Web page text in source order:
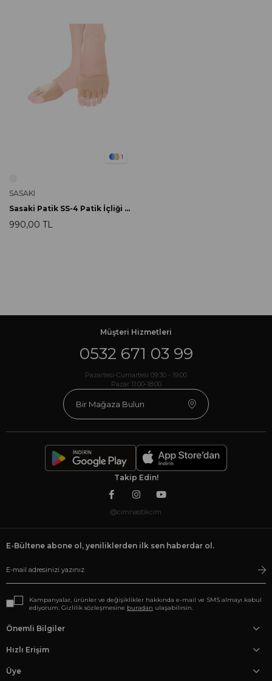
1
SASAKI
Sasaki Patik SS-4 Patik İçliği M-L (35-41 No.)
990,00 TL
Müşteri Hizmetleri
0532 671 03 99
Pazartesi-Cumartesi 09:30 - 19:00
Pazar 11:00-18:00
Bir Mağaza Bulun
Takip Edin!
@cimnastikcim
E-Bültene abone ol, yeniliklerden ilk sen haberdar ol.
Kampanyalar, ürünler ve değişiklikler hakkında e-mail ve SMS almayı kabul
ediyorum. Gizlilik sözleşmesine buradan ulaşabilirsin.
Önemli Bilgiler
Hızlı Erişim
Üye